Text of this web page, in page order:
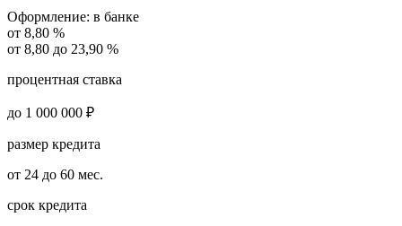
Оформление: в банке
от 8,80 %
от 8,80 до 23,90 %
процентная ставка
до 1 000 000 ₽
размер кредита
от 24 до 60 мес.
срок кредита